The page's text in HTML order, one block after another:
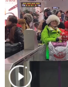
地方频道
北京
辽宁